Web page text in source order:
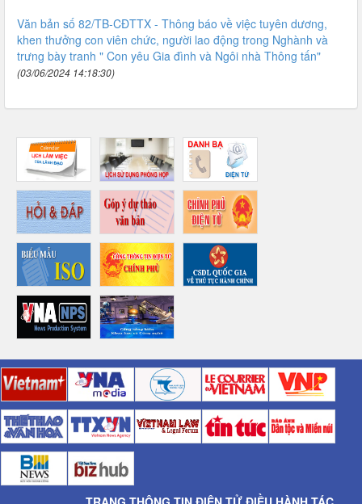
Văn bản số 82/TB-CĐTTX - Thông báo về việc tuyên dương,
khen thưởng con viên chức, người lao động trong Nghành và
trưng bày tranh " Con yêu Gia đình và Ngôi nhà Thông tấn"
(03/06/2024 14:18:30)